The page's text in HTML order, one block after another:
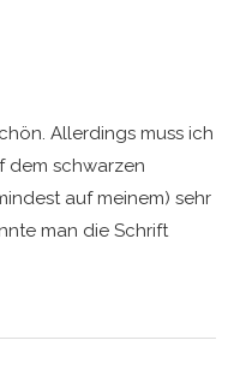
Allerdings muss ich
dem schwarzen
auf meinem) sehr
man die Schrift